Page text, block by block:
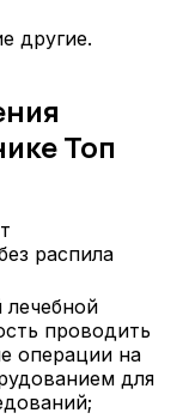
другие.
Топ
распила
проводить
операции на
для